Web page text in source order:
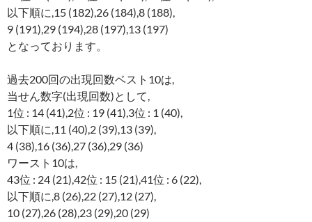
以下順に,15 (182),26 (184),8 (188),
9 (191),29 (194),28 (197),13 (197)
となっております。
過去200回の出現回数ベスト10は,
当せん数字(出現回数)として,
1位 : 14 (41),2位 : 19 (41),3位 : 1 (40),
以下順に,11 (40),2 (39),13 (39),
4 (38),16 (36),27 (36),29 (36)
ワースト10は,
43位 : 24 (21),42位 : 15 (21),41位 : 6 (22),
以下順に,8 (26),22 (27),12 (27),
10 (27),26 (28),23 (29),20 (29)